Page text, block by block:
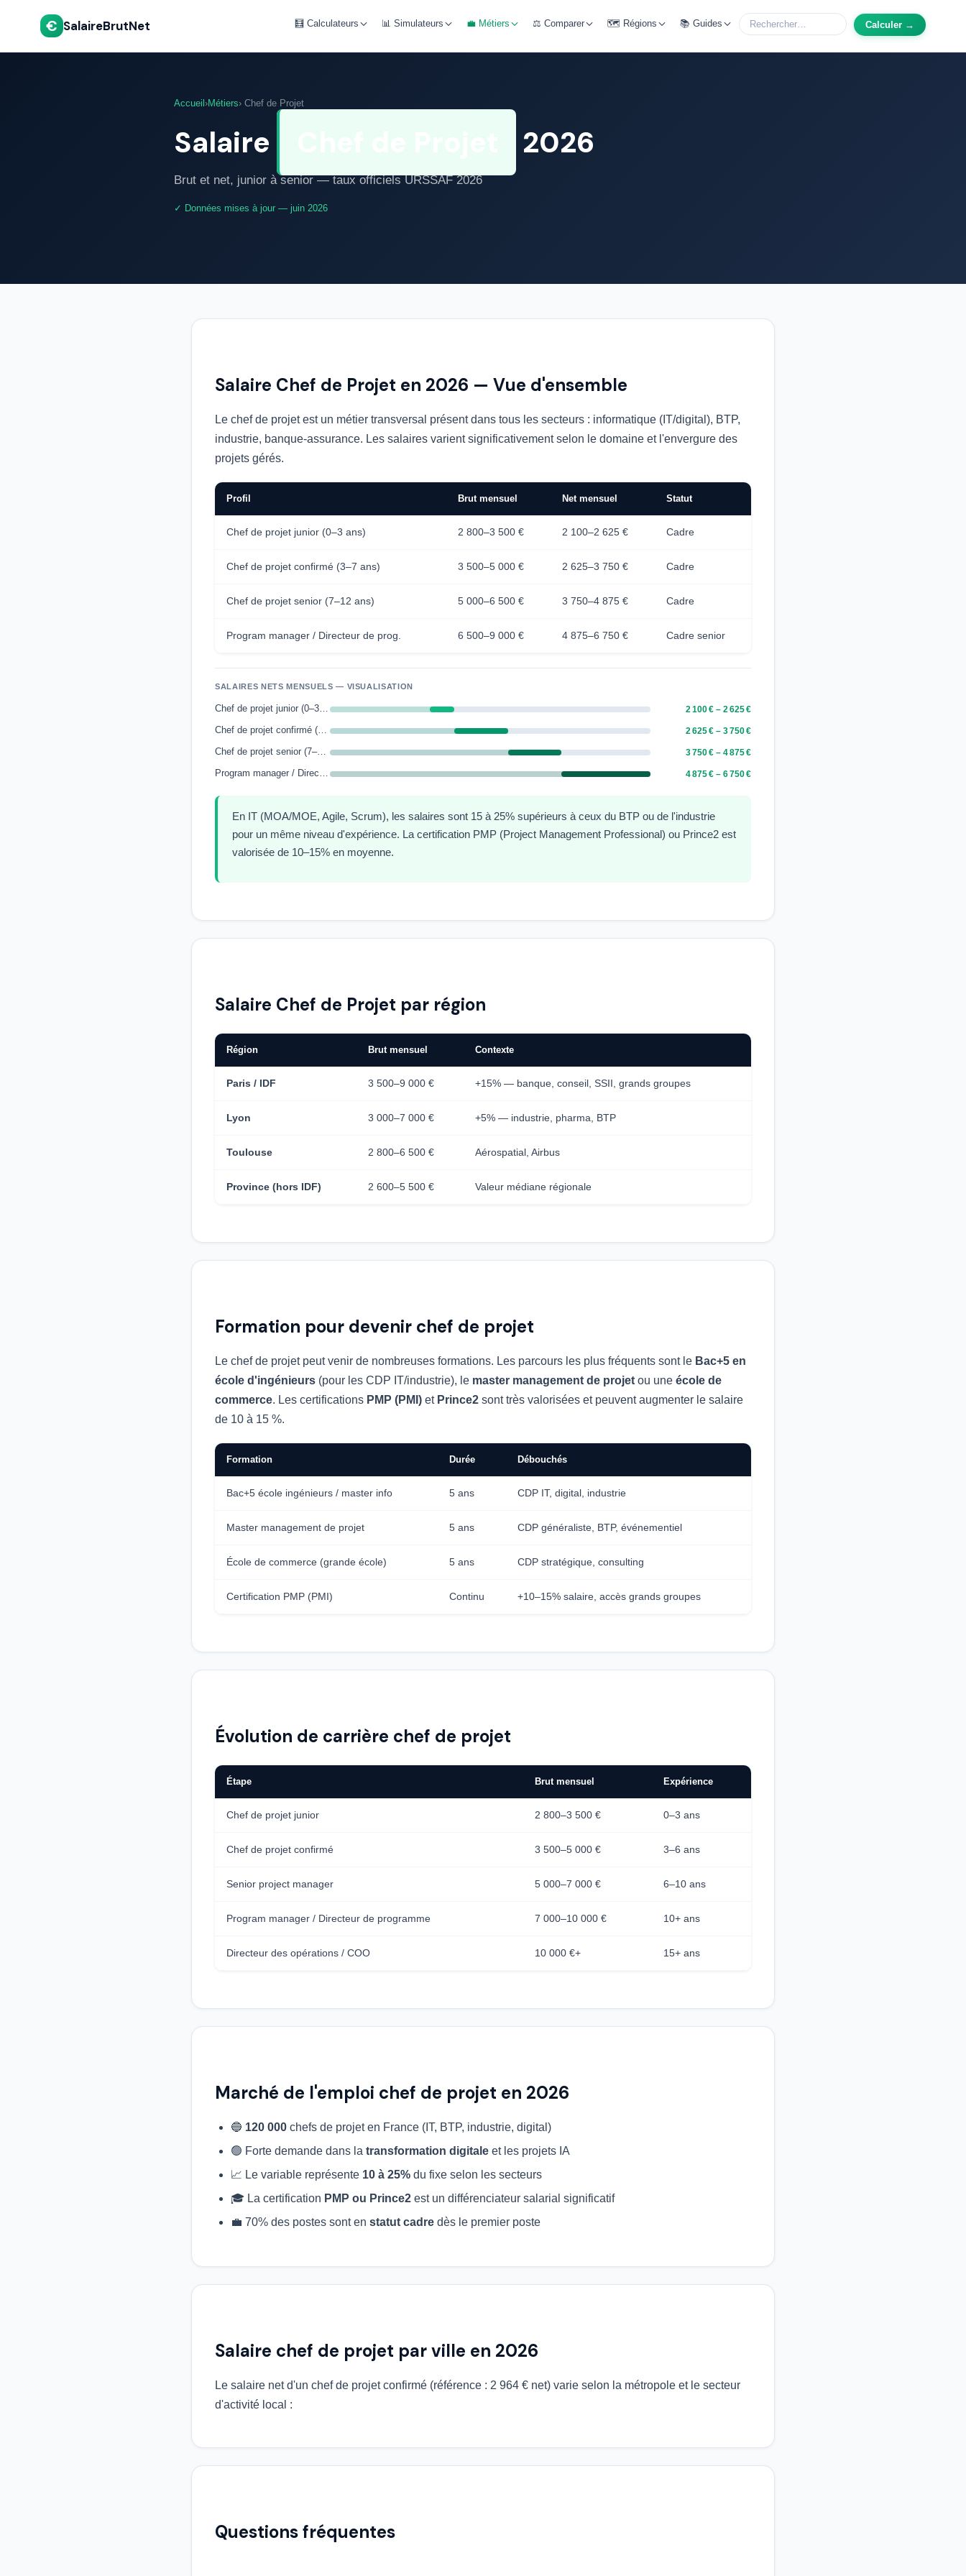
€ SalaireBrutNet 🧮 Calculateurs 📊 Simulateurs 💼 Métiers ⚖️ Comparer 🗺️ Régions 📚 Guides Calculer →
Accueil ›Métiers› Chef de Projet
Salaire 2026
Brut et net, junior à senior — taux officiels URSSAF 2026
✓ Données mises à jour — juin 2026
Salaire Chef de Projet en 2026 — Vue d'ensemble
Le chef de projet est un métier transversal présent dans tous les secteurs : informatique (IT/digital), BTP,
industrie, banque-assurance. Les salaires varient significativement selon le domaine et l'envergure des
projets gérés.
Profil Brut mensuel Net mensuel Statut
Chef de projet junior (0–3 ans) 2 800–3 500 € 2 100–2 625 € Cadre
Chef de projet confirmé (3–7 ans) 3 500–5 000 € 2 625–3 750 € Cadre
Chef de projet senior (7–12 ans) 5 000–6 500 € 3 750–4 875 € Cadre
Program manager / Directeur de prog. 6 500–9 000 € 4 875–6 750 € Cadre senior
SALAIRES NETS MENSUELS — VISUALISATION
Chef de projet junior (0–3 ans) 2 100 € – 2 625 €
Chef de projet confirmé (3–7 ans) 2 625 € – 3 750 €
Chef de projet senior (7–12 ans) 3 750 € – 4 875 €
Program manager / Directeur de prog. 4 875 € – 6 750 €
En IT (MOA/MOE, Agile, Scrum), les salaires sont 15 à 25% supérieurs à ceux du BTP ou de l'industrie
pour un même niveau d'expérience. La certification PMP (Project Management Professional) ou Prince2 est
valorisée de 10–15% en moyenne.
Salaire Chef de Projet par région
Région Brut mensuel Contexte
Paris / IDF 3 500–9 000 € +15% — banque, conseil, SSII, grands groupes
Lyon 3 000–7 000 € +5% — industrie, pharma, BTP
Toulouse 2 800–6 500 € Aérospatial, Airbus
Province (hors IDF) 2 600–5 500 € Valeur médiane régionale
Formation pour devenir chef de projet
Le chef de projet peut venir de nombreuses formations. Les parcours les plus fréquents sont le Bac+5 en
école d'ingénieurs (pour les CDP IT/industrie), le master management de projet ou une école de
commerce. Les certifications PMP (PMI) et Prince2 sont très valorisées et peuvent augmenter le salaire
de 10 à 15 %.
Formation Durée Débouchés
Bac+5 école ingénieurs / master info 5 ans CDP IT, digital, industrie
Master management de projet 5 ans CDP généraliste, BTP, événementiel
École de commerce (grande école) 5 ans CDP stratégique, consulting
Certification PMP (PMI) Continu +10–15% salaire, accès grands groupes
Évolution de carrière chef de projet
Étape Brut mensuel Expérience
Chef de projet junior 2 800–3 500 € 0–3 ans
Chef de projet confirmé 3 500–5 000 € 3–6 ans
Senior project manager 5 000–7 000 € 6–10 ans
Program manager / Directeur de programme 7 000–10 000 € 10+ ans
Directeur des opérations / COO 10 000 €+ 15+ ans
Marché de l'emploi chef de projet en 2026
🔵 120 000 chefs de projet en France (IT, BTP, industrie, digital)
🟢 Forte demande dans la transformation digitale et les projets IA
📈 Le variable représente 10 à 25% du fixe selon les secteurs
🎓 La certification PMP ou Prince2 est un différenciateur salarial significatif
💼 70% des postes sont en statut cadre dès le premier poste
Salaire chef de projet par ville en 2026
Le salaire net d'un chef de projet confirmé (référence : 2 964 € net) varie selon la métropole et le secteur
d'activité local :
Questions fréquentes